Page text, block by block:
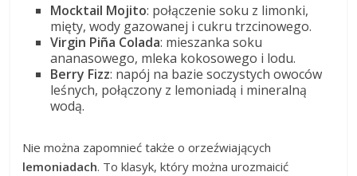
Mocktail Mojito: połączenie soku z limonki,
mięty, wody gazowanej i cukru trzcinowego.
Virgin Piña Colada: mieszanka soku
ananasowego, mleka kokosowego i lodu.
Berry Fizz: napój na bazie soczystych owoców
leśnych, połączony z lemoniadą i mineralną
wodą.
Nie można zapomnieć także o orzeźwiających
lemoniadach. To klasyk, który można urozmaicić